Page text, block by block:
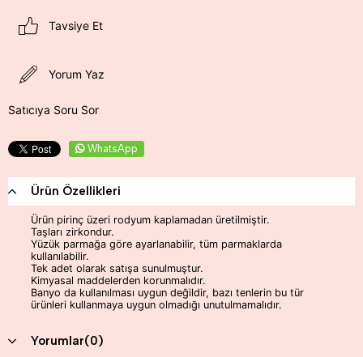
Tavsiye Et
Yorum Yaz
Satıcıya Soru Sor
WhatsApp
Ürün Özellikleri
Ürün pirinç üzeri rodyum kaplamadan üretilmiştir.
Taşları zirkondur.
Yüzük parmağa göre ayarlanabilir, tüm parmaklarda
kullanılabilir.
Tek adet olarak satışa sunulmuştur.
Kimyasal maddelerden korunmalıdır.
Banyo da kullanılması uygun değildir, bazı tenlerin bu tür
ürünleri kullanmaya uygun olmadığı unutulmamalıdır.
Yorumlar(0)